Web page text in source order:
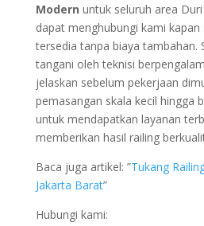
Modern untuk seluruh area
dapat menghubungi kami
tersedia tanpa biaya tambahan.
tangani oleh teknisi
jelaskan sebelum pekerjaan
pemasangan skala kecil hingga
untuk mendapatkan layanan
memberikan hasil railing
Baca juga artikel: ”Tukang
Jakarta Barat”
Hubungi kami: